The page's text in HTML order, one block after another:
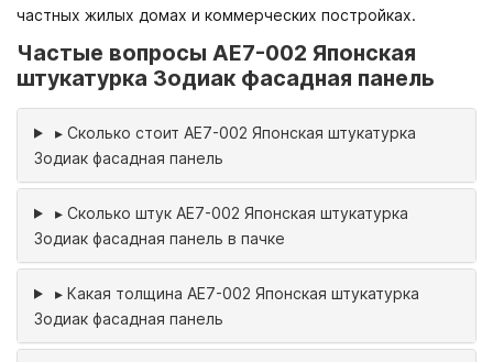
частных жилых домах и коммерческих постройках.
Частые вопросы AE7-002 Японская
штукатурка Зодиак фасадная панель
▸ Сколько стоит AE7-002 Японская штукатурка
Зодиак фасадная панель
▸ Сколько штук AE7-002 Японская штукатурка
Зодиак фасадная панель в пачке
▸ Какая толщина AE7-002 Японская штукатурка
Зодиак фасадная панель